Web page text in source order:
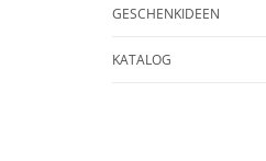
GESCHENKIDEEN
KATALOG